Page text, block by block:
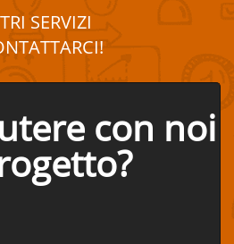
SERVIZI
RCI!
con noi